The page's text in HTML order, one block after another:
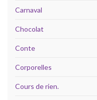
Carnaval
Chocolat
Conte
Corporelles
Cours de rien.